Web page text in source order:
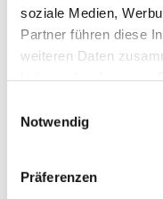
soziale Medien,
Partner führen diese
weiteren Daten
Notwendig
Präferenzen